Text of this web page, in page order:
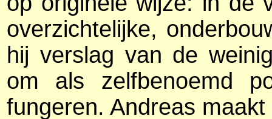
overzichtelijke,
hij verslag van de
om als zelfbenoemd
fungeren. Andreas